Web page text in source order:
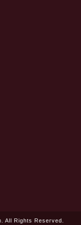
All Rights Reserved.